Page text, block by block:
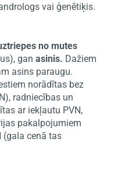
vai ģenētiķis.
no mutes
gan asinis. Dažiem
asins paraugu.
norādītas bez
radniecības un
ar iekļautu PVN,
pakalpojumiem
(gala cenā tas